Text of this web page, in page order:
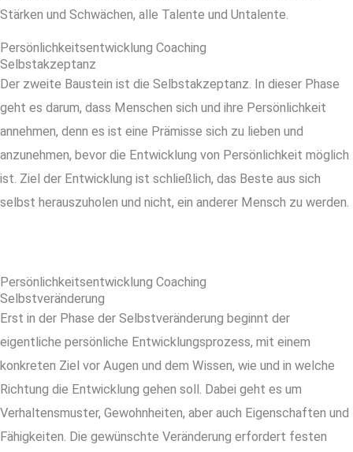
Stärken und Schwächen, alle Talente und Untalente.
Persönlichkeitsentwicklung Coaching
Selbstakzeptanz
Der zweite Baustein ist die Selbstakzeptanz. In dieser Phase
geht es darum, dass Menschen sich und ihre Persönlichkeit
annehmen, denn es ist eine Prämisse sich zu lieben und
anzunehmen, bevor die Entwicklung von Persönlichkeit möglich
ist. Ziel der Entwicklung ist schließlich, das Beste aus sich
selbst herauszuholen und nicht, ein anderer Mensch zu werden.
Persönlichkeitsentwicklung Coaching
Selbstveränderung
Erst in der Phase der Selbstveränderung beginnt der
eigentliche persönliche Entwicklungsprozess, mit einem
konkreten Ziel vor Augen und dem Wissen, wie und in welche
Richtung die Entwicklung gehen soll. Dabei geht es um
Verhaltensmuster, Gewohnheiten, aber auch Eigenschaften und
Fähigkeiten. Die gewünschte Veränderung erfordert festen